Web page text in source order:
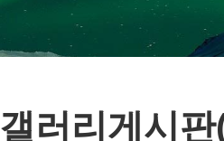
갤러리게시